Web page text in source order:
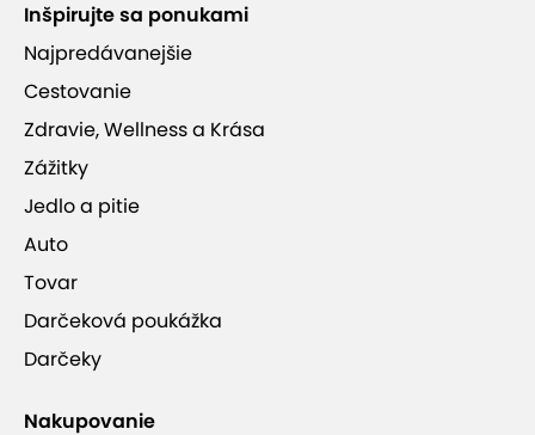
Inšpirujte sa ponukami
Najpredávanejšie
Cestovanie
Zdravie, Wellness a Krása
Zážitky
Jedlo a pitie
Auto
Tovar
Darčeková poukážka
Darčeky
Nakupovanie